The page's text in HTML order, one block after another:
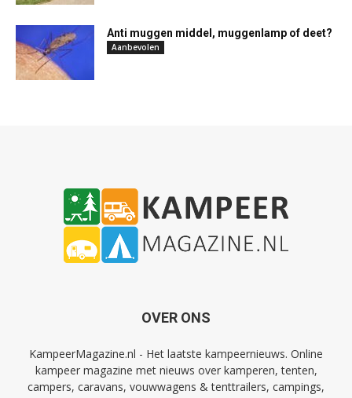
Anti muggen middel, muggenlamp of deet?
Aanbevolen
OVER ONS
KampeerMagazine.nl - Het laatste kampeernieuws. Online
kampeer magazine met nieuws over kamperen, tenten,
campers, caravans, vouwwagens & tenttrailers, campings,